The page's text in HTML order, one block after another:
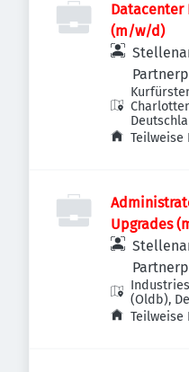
Datacenter
(m/w/d)
Teilweise
Upgrades
(Oldb),
Teilweise